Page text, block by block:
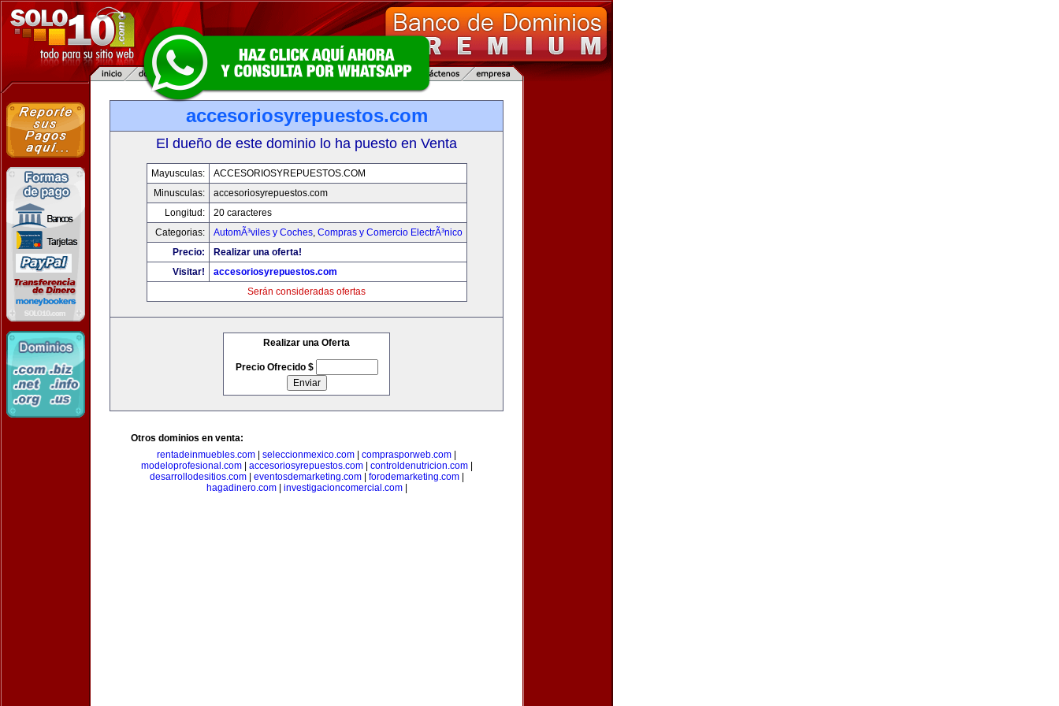
accesoriosyrepuestos.com
El dueño de este dominio lo ha puesto en Venta
Mayusculas:
ACCESORIOSYREPUESTOS.COM
Minusculas:
accesoriosyrepuestos.com
Longitud:
20 caracteres
Categorias:
AutomÃ³viles y Coches, Compras y Comercio ElectrÃ³nico
Precio:
Realizar una oferta!
Visitar!
accesoriosyrepuestos.com
Serán consideradas ofertas
Realizar una Oferta
Precio Ofrecido $
Otros dominios en venta:
rentadeinmuebles.com
seleccionmexico.com comprasporweb.com
modeloprofesional.com| accesoriosyrepuestos.com| controldenutricion.com|
desarrollodesitios.com| eventosdemarketing.com| forodemarketing.com|
hagadinero.com| investigacioncomercial.com|